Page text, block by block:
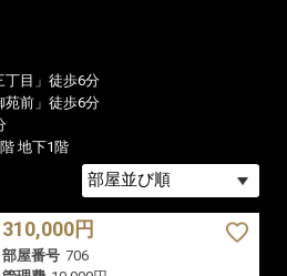
目」徒歩6分